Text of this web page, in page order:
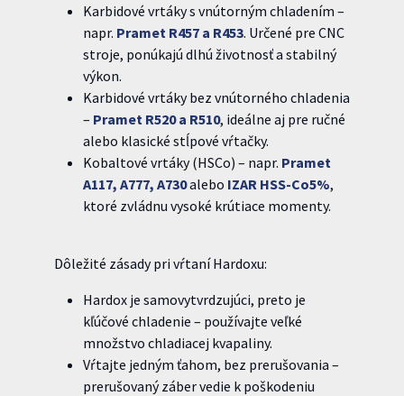
Karbidové vrtáky s vnútorným chladením –
napr. Pramet R457 a R453. Určené pre CNC
stroje, ponúkajú dlhú životnosť a stabilný
výkon.
Karbidové vrtáky bez vnútorného chladenia
– Pramet R520 a R510, ideálne aj pre ručné
alebo klasické stĺpové vŕtačky.
Kobaltové vrtáky (HSCo) – napr. Pramet
A117, A777, A730alebo IZAR HSS-Co5%,
ktoré zvládnu vysoké krútiace momenty.
Dôležité zásady pri vŕtaní Hardoxu:
Hardox je samovytvrdzujúci, preto je
kľúčové chladenie – používajte veľké
množstvo chladiacej kvapaliny.
Vŕtajte jedným ťahom, bez prerušovania –
prerušovaný záber vedie k poškodeniu